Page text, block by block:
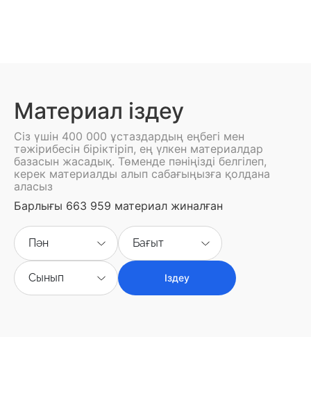
Материал іздеу
Сіз үшін 400 000 ұстаздардың еңбегі мен
тәжірибесін біріктіріп, ең үлкен материалдар
базасын жасадық. Төменде пәніңізді белгілеп,
керек материалды алып сабағыңызға қолдана
аласыз
Барлығы 663 959 материал жиналған
Пән Бағыт
Сынып Іздеу